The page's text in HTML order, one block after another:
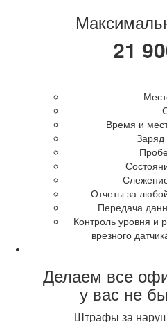
21
Время и
Заряд
Отчеты за
Передача
Контроль уровня и
врезного
Делаем все
у вас не
Штрафы за